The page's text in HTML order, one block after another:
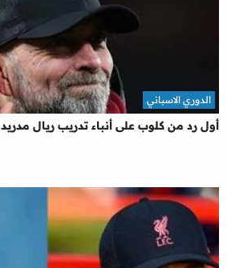
أول رد من كلوب على أنباء تدريب ريال مدريد
الدوري الاسباني